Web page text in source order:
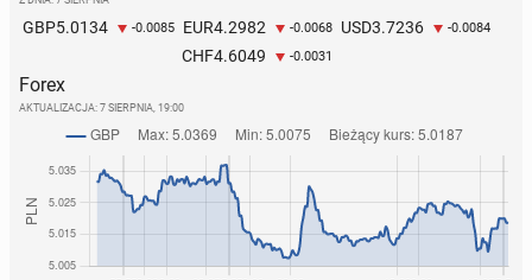
GBP5.0134 -0.0085 EUR4.2982 -0.0068 USD3.7236 -0.0084
CHF4.6049 -0.0031
Forex
AKTUALIZACJA: 7 SIERPNIA, 19:00